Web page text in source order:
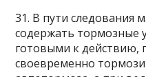
31. В пути следования
содержать тормозные
готовыми к действию,
своевременно